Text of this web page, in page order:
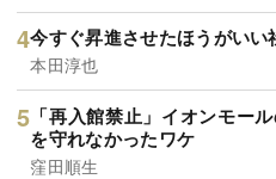
今すぐ昇進させたほうがいい
本田淳也
「再入館禁止」イオンモー
を守れなかったワケ
窪田順生